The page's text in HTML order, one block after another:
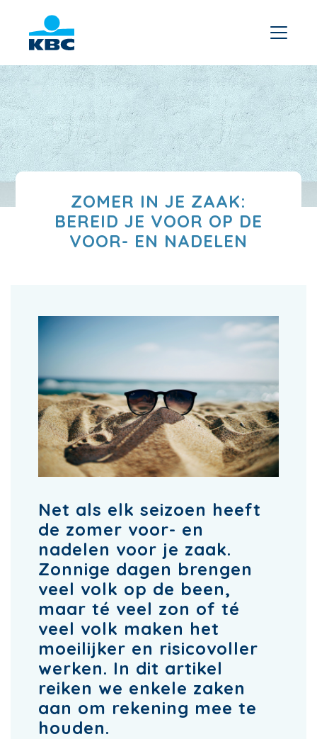
ZOMER IN JE ZAAK:
BEREID JE VOOR OP DE
VOOR- EN NADELEN
Net als elk seizoen heeft
de zomer voor- en
nadelen voor je zaak.
Zonnige dagen brengen
veel volk op de been,
maar té veel zon of té
veel volk maken het
moeilijker en risicovoller
werken. In dit artikel
reiken we enkele zaken
aan om rekening mee te
houden.